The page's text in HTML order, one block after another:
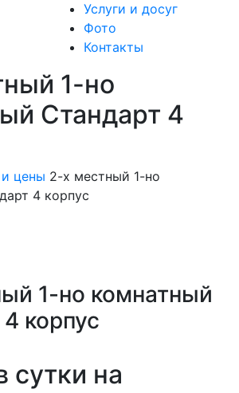
Услуги и досуг
Фото
Контакты
1-но
Стандарт 4
цены 2-х местный 1-но
4 корпус
1-но комнатный
корпус
сутки на